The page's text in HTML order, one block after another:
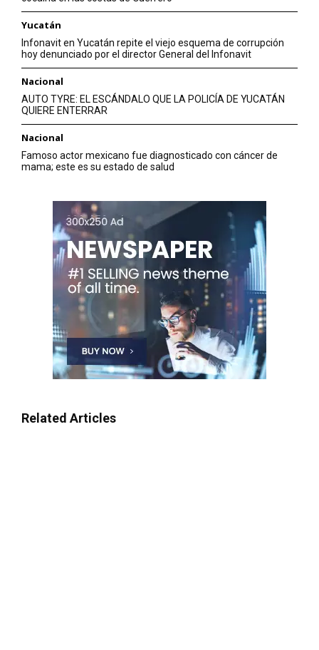
Yucatán
Infonavit en Yucatán repite el viejo esquema de corrupción
hoy denunciado por el director General del Infonavit
Nacional
AUTO TYRE: EL ESCÁNDALO QUE LA POLICÍA DE YUCATÁN
QUIERE ENTERRAR
Nacional
Famoso actor mexicano fue diagnosticado con cáncer de
mama; este es su estado de salud
Related Articles